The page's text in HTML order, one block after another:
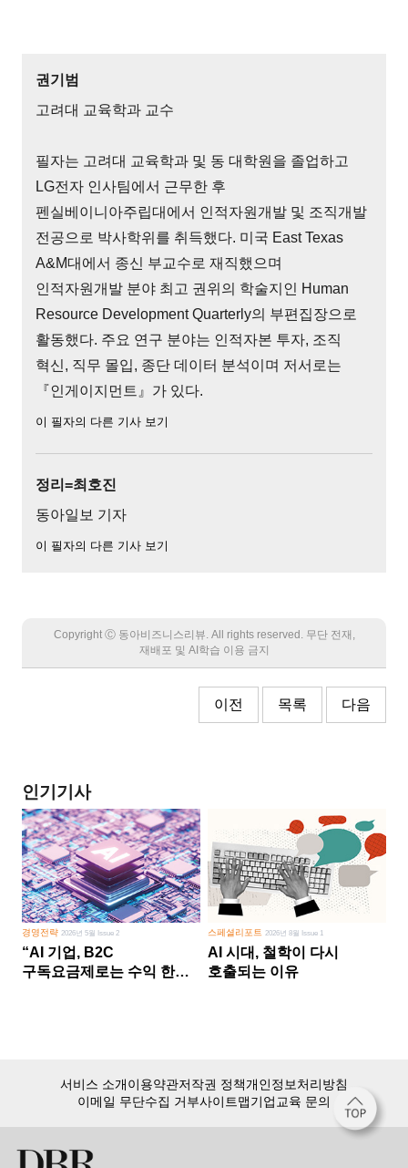
권기범
고려대 교육학과 교수
필자는 고려대 교육학과 및 동 대학원을 졸업하고
LG전자 인사팀에서 근무한 후
펜실베이니아주립대에서 인적자원개발 및 조직개발
전공으로 박사학위를 취득했다. 미국 East Texas
A&M대에서 종신 부교수로 재직했으며
인적자원개발 분야 최고 권위의 학술지인 Human
Resource Development Quarterly의 부편집장으로
활동했다. 주요 연구 분야는 인적자본 투자, 조직
혁신, 직무 몰입, 종단 데이터 분석이며 저서로는
『인게이지먼트』가 있다.
이 필자의 다른 기사 보기
정리=최호진
동아일보 기자
이 필자의 다른 기사 보기
Copyright Ⓒ 동아비즈니스리뷰. All rights reserved. 무단 전재,
재배포 및 AI학습 이용 금지
이전 목록 다음
인기기사
경영전략 2026년 5월 Issue 2
“AI 기업, B2C
구독요금제로는 수익 한계
스페셜리포트 2026년 8월 Issue 1
AI 시대, 철학이 다시
호출되는 이유
서비스 소개이용약관저작권 정책개인정보처리방침
이메일 무단수집 거부사이트맵기업교육 문의